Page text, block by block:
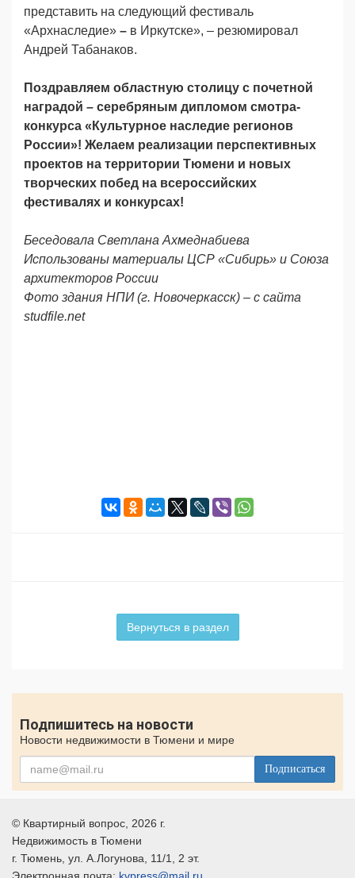
представить на следующий фестиваль
«Архнаследие» – в Иркутске», – резюмировал
Андрей Табанаков.
Поздравляем областную столицу с почетной
наградой – серебряным дипломом смотра-
конкурса «Культурное наследие регионов
России»! Желаем реализации перспективных
проектов на территории Тюмени и новых
творческих побед на всероссийских
фестивалях и конкурсах!
Беседовала Светлана Ахмеднабиева
Использованы материалы ЦСР «Сибирь» и Союза
архитекторов России
Фото здания НПИ (г. Новочеркасск) – с сайта
studfile.net
Вернуться в раздел
Подпишитесь на новости
Новости недвижимости в Тюмени и мире
Подписаться
© Квартирный вопрос , 2026 г.
Недвижимость в Тюмени
г. Тюмень , ул. А.Логунова, 11/1, 2 эт.
Электронная почта: kvpress@mail.ru